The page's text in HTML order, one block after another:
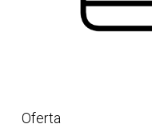
Oferta